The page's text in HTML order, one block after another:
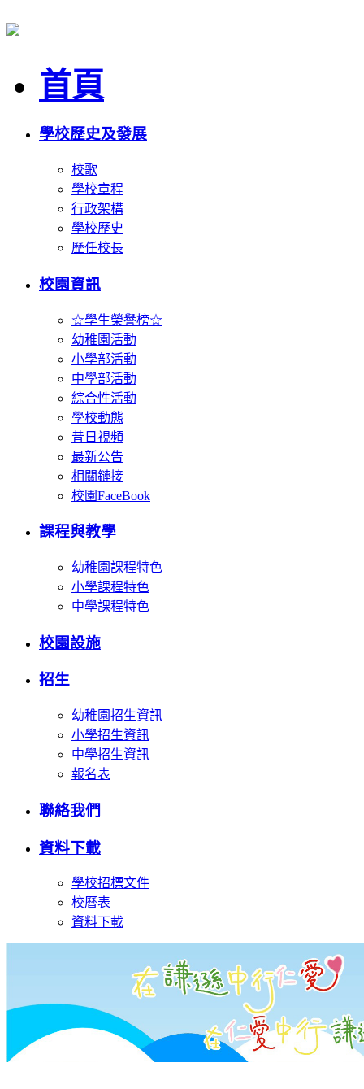
首頁
學校歷史及發展
校歌
學校章程
行政架構
學校歷史
歷任校長
校園資訊
☆學生榮譽榜☆
幼稚園活動
小學部活動
中學部活動
綜合性活動
學校動態
昔日視頻
最新公告
相關鏈接
校園FaceBook
課程與教學
幼稚園課程特色
小學課程特色
中學課程特色
校園設施
招生
幼稚園招生資訊
小學招生資訊
中學招生資訊
報名表
聯絡我們
資料下載
學校招標文件
校曆表
資料下載